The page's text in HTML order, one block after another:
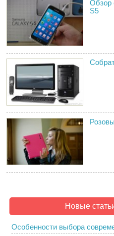
Обзор
S5
Новые
Особенности выбора